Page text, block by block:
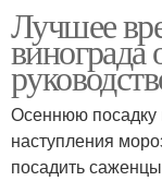
Лучшее
Осеннюю посадку
наступления
посадить